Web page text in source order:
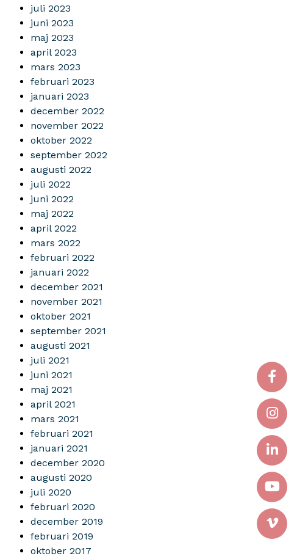
juli 2023
juni 2023
maj 2023
april 2023
mars 2023
februari 2023
januari 2023
december 2022
november 2022
oktober 2022
september 2022
augusti 2022
juli 2022
juni 2022
maj 2022
april 2022
mars 2022
februari 2022
januari 2022
december 2021
november 2021
oktober 2021
september 2021
augusti 2021
juli 2021
juni 2021
maj 2021
april 2021
mars 2021
februari 2021
januari 2021
december 2020
augusti 2020
juli 2020
februari 2020
december 2019
februari 2019
oktober 2017